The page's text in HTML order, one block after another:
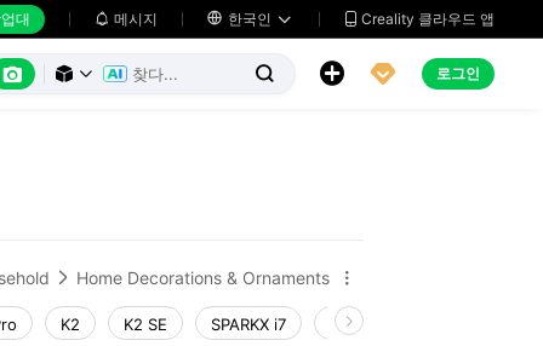
대  메시지  한국인   Creality 클라우드 앱
      로그인
 Home Decorations & Ornaments 
K2 K2 SE SPARKX i7 Creality Hi